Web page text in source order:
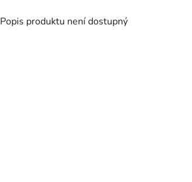
Popis produktu není dostupný